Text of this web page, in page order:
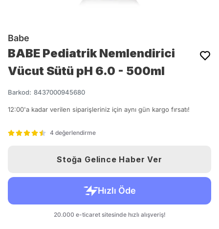
Babe
BABE Pediatrik Nemlendirici
Vücut Sütü pH 6.0 - 500ml
Barkod: 8437000945680
12:00'a kadar verilen siparişleriniz için aynı gün kargo fırsatı!
4 değerlendirme
Stoğa Gelince Haber Ver